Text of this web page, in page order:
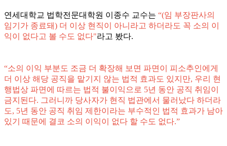
연세대학교 법학전문대학원 이종수 교수는 “(임 부장판사의
임기가 종료돼) 더 이상 현직이 아니라고 하더라도 꼭 소의 이
익이 없다고 볼 수도 없다"라고 봤다.
“소의 이익 부분도 조금 더 확장해 보면 파면이 피소추인에게
더 이상 해당 공직을 맡기지 않는 법적 효과도 있지만, 우리 현
행법상 파면에 따르는 법적 불이익으로 5년 동안 공직 취임이
금지된다. 그러니까 당사자가 현직 법관에서 물러났다 하더라
도, 5년 동안 공직 취임 제한이라는 부수적인 법적 효과가 남아
있기 때문에 결코 소의 이익이 없다 할 수도 없다.”